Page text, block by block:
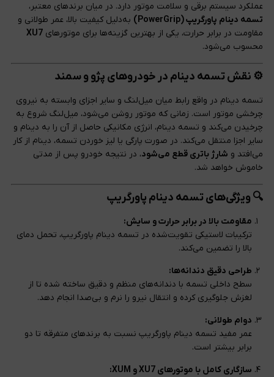
عملکرد سیستم برقی و سلامت موتور دارد. در میان برندهای معتبر،
تسمه دینام پاورگریپ (PowerGrip)
به‌دلیل کیفیت بالا، عمر طولانی و
مقاومت در برابر حرارت، یکی از بهترین گزینه‌ها برای موتورهای XU7
محسوب می‌شود.
⚙️ نقش تسمه دینام در خودروهای پژو و سمند
تسمه دینام در واقع رابط میان میل‌لنگ و سایر اجزای وابسته به نیروی
چرخشی موتور است. زمانی که موتور روشن می‌شود، میل‌لنگ شروع به
چرخیدن می‌کند و تسمه دینام، انرژی مکانیکی حاصل از آن را به دینام و
سایر اجزا منتقل می‌کند. در صورت پارگی یا لیز خوردن تسمه، دینام از کار
می‌افتد و شارژ باتری قطع می‌شود، در نتیجه خودرو پس از مدتی
خاموش خواهد شد.
🔍 ویژگی‌های تسمه دینام پاورگریپ
مقاومت بالا در برابر حرارت و سایش:
ترکیبات لاستیکی تقویت‌شده در تسمه دینام پاورگریپ، تحمل دمای
بالا را تضمین می‌کند.
طراحی دقیق دندانه‌ها:
سطح داخلی تسمه با دندانه‌های منظم و دقیق ساخته شده تا از
لغزش جلوگیری کرده و انتقال نیرو را نرم و بی‌صدا انجام دهد.
دوام طولانی:
عمر مفید تسمه دینام پاورگریپ نسبت به برندهای متفرقه تا دو
برابر بیشتر است.
سازگاری کامل با موتورهای XU7 و XUM: